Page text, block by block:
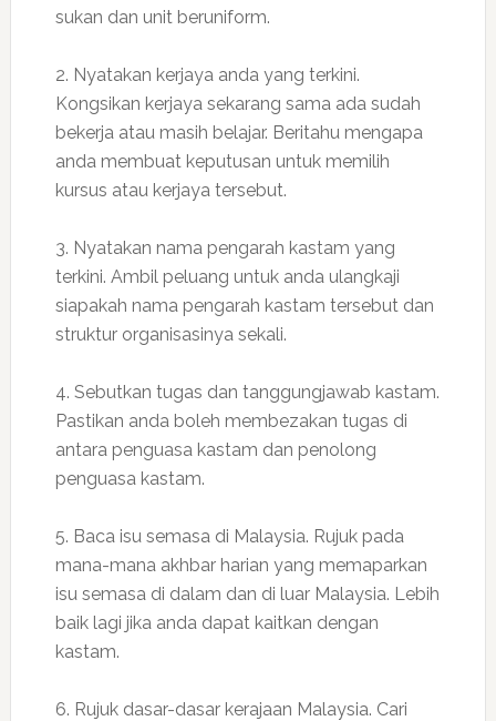
sukan dan unit beruniform.
2. Nyatakan kerjaya anda yang terkini.
Kongsikan kerjaya sekarang sama ada sudah
bekerja atau masih belajar. Beritahu mengapa
anda membuat keputusan untuk memilih
kursus atau kerjaya tersebut.
3. Nyatakan nama pengarah kastam yang
terkini. Ambil peluang untuk anda ulangkaji
siapakah nama pengarah kastam tersebut dan
struktur organisasinya sekali.
4. Sebutkan tugas dan tanggungjawab kastam.
Pastikan anda boleh membezakan tugas di
antara penguasa kastam dan penolong
penguasa kastam.
5. Baca isu semasa di Malaysia. Rujuk pada
mana-mana akhbar harian yang memaparkan
isu semasa di dalam dan di luar Malaysia. Lebih
baik lagi jika anda dapat kaitkan dengan
kastam.
6. Rujuk dasar-dasar kerajaan Malaysia. Cari